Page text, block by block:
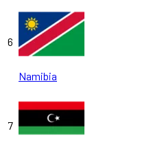
6
Namibia
7